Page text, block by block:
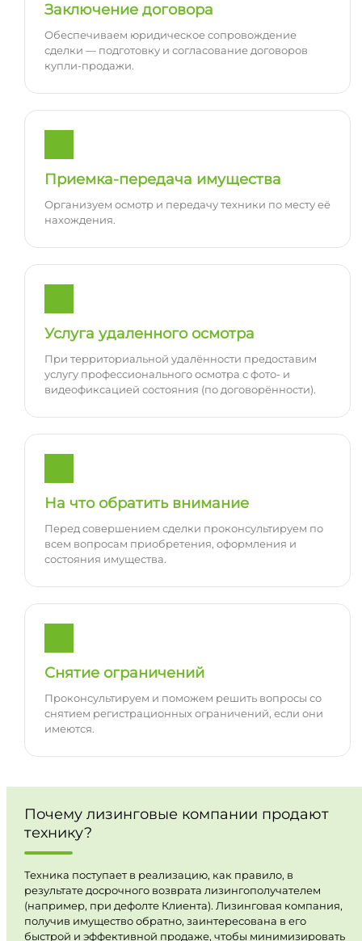
Заключение договора
Обеспечиваем юридическое сопровождение
сделки — подготовку и согласование договоров
купли-продажи.
Приемка-передача имущества
Организуем осмотр и передачу техники по месту её
нахождения.
Услуга удаленного осмотра
При территориальной удалённости предоставим
услугу профессионального осмотра с фото- и
видеофиксацией состояния (по договорённости).
На что обратить внимание
Перед совершением сделки проконсультируем по
всем вопросам приобретения, оформления и
состояния имущества.
Снятие ограничений
Проконсультируем и поможем решить вопросы со
снятием регистрационных ограничений, если они
имеются.
Почему лизинговые компании продают
технику?
Техника поступает в реализацию, как правило, в
результате досрочного возврата лизингополучателем
(например, при дефолте Клиента). Лизинговая компания,
получив имущество обратно, заинтересована в его
быстрой и эффективной продаже, чтобы минимизировать